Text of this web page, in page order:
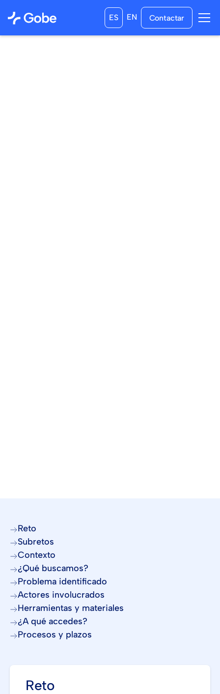
Reto
Subretos
Contexto
¿Qué buscamos?
Problema identificado
Actores involucrados
Herramientas y materiales
¿A qué accedes?
Procesos y plazos
Reto
ES EN Contactar